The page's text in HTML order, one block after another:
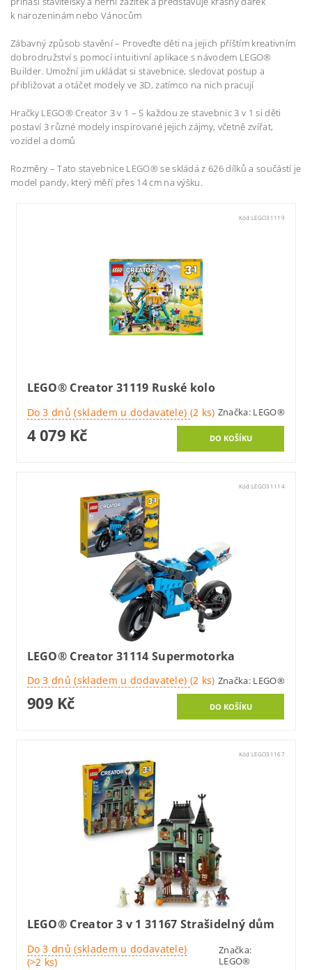
k narozeninám nebo Vánocům
Zábavný způsob stavění – Proveďte děti na jejich příštím kreativním
dobrodružství s pomocí intuitivní aplikace s návodem LEGO®
Builder. Umožní jim ukládat si stavebnice, sledovat postup a
přibližovat a otáčet modely ve 3D, zatímco na nich pracují
Hračky LEGO® Creator 3 v 1 – S každou ze stavebnic 3 v 1 si děti
postaví 3 různé modely inspirované jejich zájmy, včetně zvířat,
vozidel a domů
Rozměry – Tato stavebnice LEGO® se skládá z 626 dílků a součástí je
model pandy, který měří přes 14 cm na výšku.
Kód:LEGO31119
LEGO® Creator 31119 Ruské kolo
Do 3 dnů (skladem u dodavatele) (2 ks) Značka: LEGO®
4 079 Kč
Kód:LEGO31114
LEGO® Creator 31114 Supermotorka
Do 3 dnů (skladem u dodavatele) (2 ks) Značka: LEGO®
909 Kč
Kód:LEGO31167
LEGO® Creator 3 v 1 31167 Strašidelný dům
Do 3 dnů (skladem u dodavatele)
(>2 ks)
Značka:
LEGO®